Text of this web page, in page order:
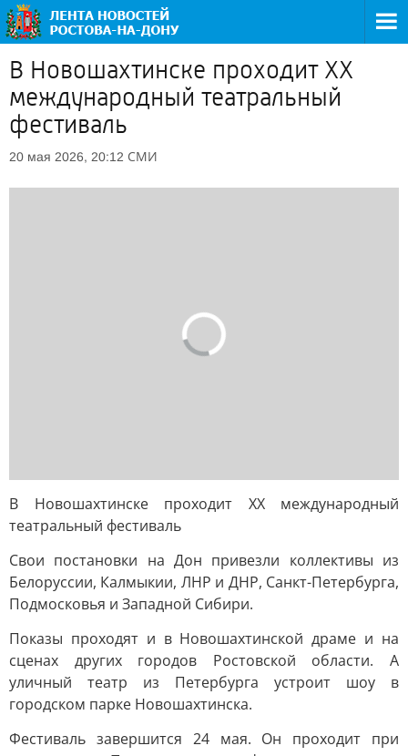
В Новошахтинске проходит ХХ
международный театральный
фестиваль
20 мая 2026, 20:12 СМИ
В Новошахтинске проходит ХХ международный
театральный фестиваль
Свои постановки на Дон привезли коллективы из
Белоруссии, Калмыкии, ЛНР и ДНР, Санкт-Петербурга,
Подмосковья и Западной Сибири.
Показы проходят и в Новошахтинской драме и на
сценах других городов Ростовской области. А
уличный театр из Петербурга устроит шоу в
городском парке Новошахтинска.
Фестиваль завершится 24 мая. Он проходит при